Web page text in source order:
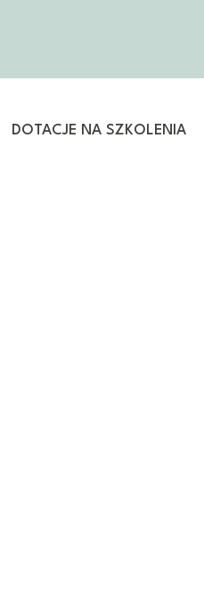
DOTACJE NA SZKOLENIA